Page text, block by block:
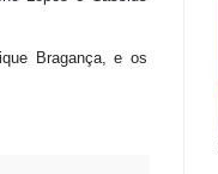
Bragança, e os